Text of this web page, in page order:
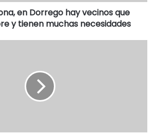
en Dorrego hay vecinos que
y tienen muchas necesidades